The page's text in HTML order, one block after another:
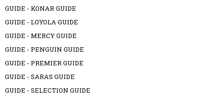
GUIDE - KONAR GUIDE
GUIDE - LOYOLA GUIDE
GUIDE - MERCY GUIDE
GUIDE - PENGUIN GUIDE
GUIDE - PREMIER GUIDE
GUIDE - SARAS GUIDE
GUIDE - SELECTION GUIDE